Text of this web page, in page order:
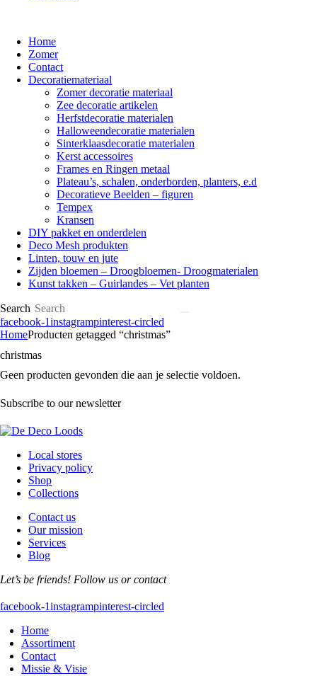
Home
Zomer
Contact
Decoratiemateriaal
Zomer decoratie materiaal
Zee decoratie artikelen
Herfstdecoratie materialen
Halloweendecoratie materialen
Sinterklaasdecoratie materialen
Kerst accessoires
Frames en Ringen metaal
Plateau’s, schalen, onderborden, planters, e.d
Decoratieve Beelden – figuren
Tempex
Kransen
DIY pakket en onderdelen
Deco Mesh produkten
Linten, touw en jute
Zijden bloemen – Droogbloemen- Droogmaterialen
Kunst takken – Guirlandes – Vet planten
Search
facebook-1instagrampinterest-circled
HomeProducten getagged “christmas”
christmas
Geen producten gevonden die aan je selectie voldoen.
Subscribe to our newsletter
Local stores
Privacy policy
Shop
Collections
Contact us
Our mission
Services
Blog
Let’s be friends! Follow us or contact
facebook-1instagrampinterest-circled
Home
Assortiment
Contact
Missie & Visie